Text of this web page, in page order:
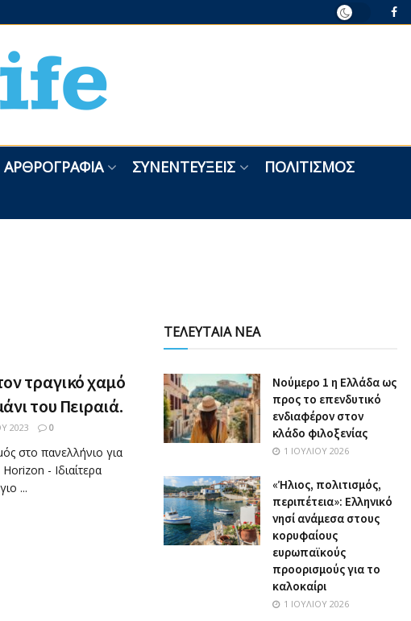
ΑΡΘΡΟΓΡΑΦΊΑ ΣΥΝΕΝΤΕΎΞΕΙΣ
ΠΟΛΙΤΙΣΜΌΣ
τραγικό χαμό
του Πειραιά.
2023 0
στο πανελλήνιο για
- Ιδιαίτερα
...
ΤΕΛΕΥΤΑΙΑ ΝΕΑ
Nούμερο 1 η Ελλάδα ως
προς το επενδυτικό
ενδιαφέρον στον
κλάδο φιλοξενίας
1 ΙΟΥΛΊΟΥ 2026
«Ήλιος, πολιτισμός,
περιπέτεια»: Ελληνικό
νησί ανάμεσα στους
κορυφαίους
ευρωπαϊκούς
προορισμούς για το
καλοκαίρι
1 ΙΟΥΛΊΟΥ 2026